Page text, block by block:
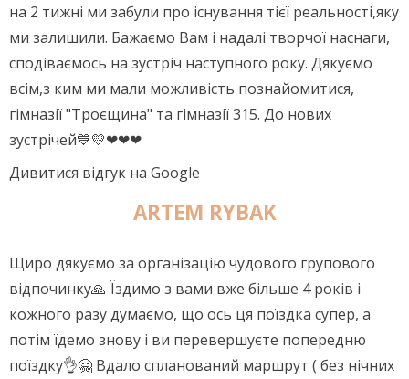
на 2 тижні ми забули про існування тієї реальності,яку
ми залишили. Бажаємо Вам і надалі творчої наснаги,
сподіваємось на зустріч наступного року. Дякуємо
всім,з ким ми мали можливість познайомитися,
гімназії "Троєщина" та гімназії 315. До нових
зустрічей💙💛❤❤❤
Дивитися відгук на Google
ARTEM RYBAK
Щиро дякуємо за організацію чудового групового
відпочинку🙏 Їздимо з вами вже більше 4 років і
кожного разу думаємо, що ось ця поїздка супер, а
потім їдемо знову і ви перевершуєте попередню
поїздку👌🤗 Вдало спланований маршрут ( без нічних